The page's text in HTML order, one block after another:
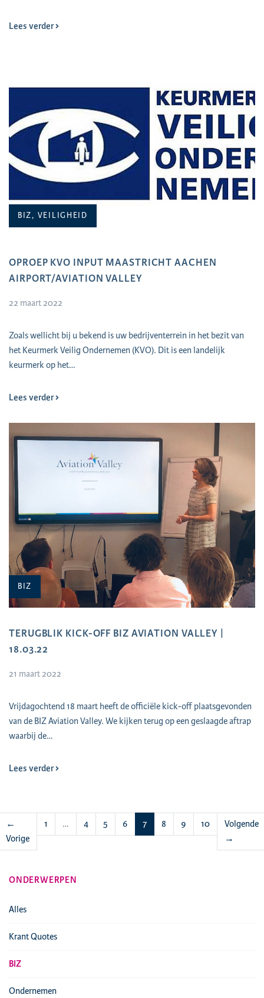
Lees verder
BIZ, VEILIGHEID
OPROEP KVO INPUT MAASTRICHT AACHEN
AIRPORT/AVIATION VALLEY
22 maart 2022
​Zoals wellicht bij u bekend is uw bedrijventerrein in het bezit van
het Keurmerk Veilig Ondernemen (KVO). Dit is een landelijk
keurmerk op het…
Lees verder
BIZ
TERUGBLIK KICK-OFF BIZ AVIATION VALLEY |
18.03.22
21 maart 2022
Vrijdagochtend 18 maart heeft de officiële kick-off plaatsgevonden
van de BIZ Aviation Valley. We kijken terug op een geslaagde aftrap
waarbij de…
Lees verder
←
Vorige
1 … 4 5 6 7(huidige)
8 9 10
Volgende
→
ONDERWERPEN
Alles
Krant Quotes
BIZ
Ondernemen